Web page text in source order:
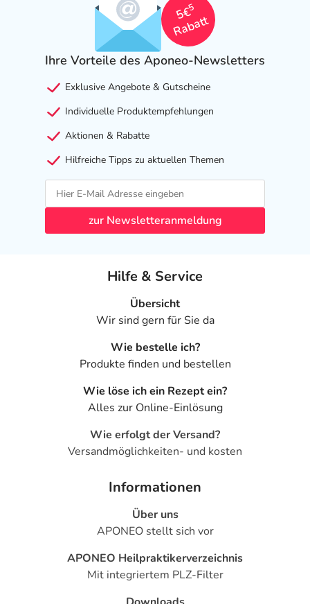
5€
5
Rabatt
Ihre Vorteile des Aponeo-Newsletters
Exklusive Angebote & Gutscheine
Individuelle Produktempfehlungen
Aktionen & Rabatte
Hilfreiche Tipps zu aktuellen Themen
zur Newsletteranmeldung
Hilfe & Service
Übersicht
Wir sind gern für Sie da
Wie bestelle ich?
Produkte finden und bestellen
Wie löse ich ein Rezept ein?
Alles zur Online-Einlösung
Wie erfolgt der Versand?
Versandmöglichkeiten- und kosten
Informationen
Über uns
APONEO stellt sich vor
APONEO Heilpraktikerverzeichnis
Mit integriertem PLZ-Filter